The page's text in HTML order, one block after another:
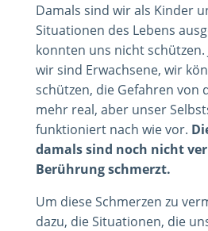
Damals sind wir als Kinder
Situationen des Lebens
konnten uns nicht schützen.
wir sind Erwachsene, wir
schützen, die Gefahren von
mehr real, aber unser
funktioniert nach wie vor.
damals sind noch nicht
Berührung schmerzt.
Um diese Schmerzen zu
dazu, die Situationen, die